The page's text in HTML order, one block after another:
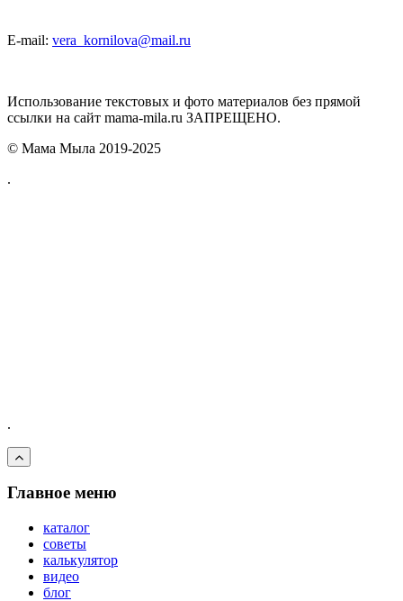
E-mail: vera_kornilova@mail.ru
Использование текстовых и фото материалов без прямой
ссылки на сайт mama-mila.ru ЗАПРЕЩЕНО.
© Мама Мыла 2019-2025
.
.
Главное меню
каталог
советы
калькулятор
видео
блог